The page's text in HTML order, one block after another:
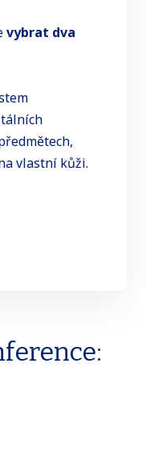
vybrat dva
vlastní kůži.